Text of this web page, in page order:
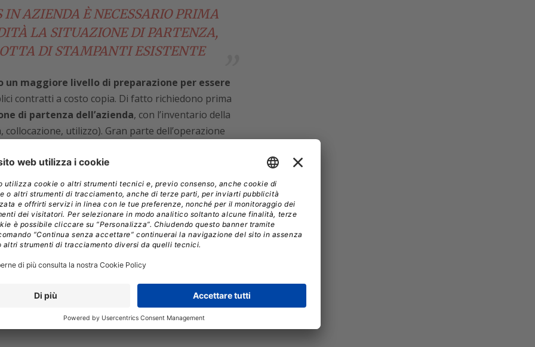
AZIENDA È NECESSARIO PRIMA
LA SITUAZIONE DI PARTENZA,
DI STAMPANTI ESISTENTE
maggiore livello di preparazione per essere
contratti a costo copia. Di fatto richiedono prima
di partenza dell’azienda, con l’inventario della
utilizzo). Gran parte dell’operazione
i maggiori produttori possono fornire
Pro di Lexmark, CenterWare di Xerox…).
dell’aziendain termini di gestione
i flussi di lavoro. Infine, si provvede a
ottimizzato per il workflow ritenuto
il sistema viene monitorato tramite
siadal reparto IT aziendale
sia, più spesso,
della manutenzione e rifornimento delle